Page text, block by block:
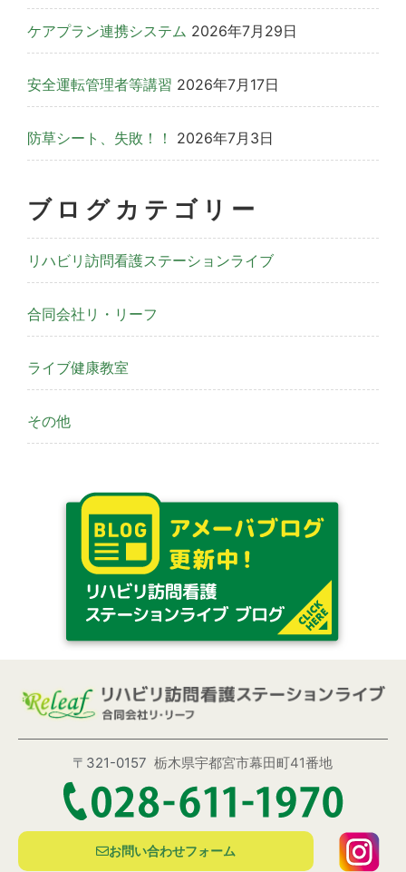
ケアプラン連携システム 2026年7月29日
安全運転管理者等講習 2026年7月17日
防草シート、失敗！！ 2026年7月3日
ブログカテゴリー
リハビリ訪問看護ステーションライブ
合同会社リ・リーフ
ライブ健康教室
その他
〒321-0157栃木県宇都宮市幕田町41番地
お問い合わせフォーム